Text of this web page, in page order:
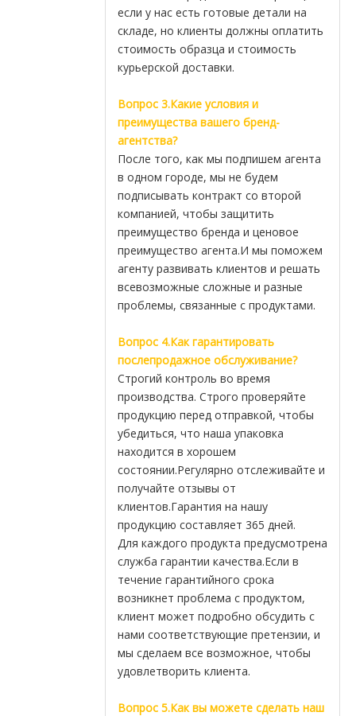
если у нас есть готовые детали на
складе, но клиенты должны оплатить
стоимость образца и стоимость
курьерской доставки.
Вопрос 3.Какие условия и
преимущества вашего бренд-
агентства?
После того, как мы подпишем агента
в одном городе, мы не будем
подписывать контракт со второй
компанией, чтобы защитить
преимущество бренда и ценовое
преимущество агента.И мы поможем
агенту развивать клиентов и решать
всевозможные сложные и разные
проблемы, связанные с продуктами.
Вопрос 4.Как гарантировать
послепродажное обслуживание?
Строгий контроль во время
производства. Строго проверяйте
продукцию перед отправкой, чтобы
убедиться, что наша упаковка
находится в хорошем
состоянии.Регулярно отслеживайте и
получайте отзывы от
клиентов.Гарантия на нашу
продукцию составляет 365 дней.
Для каждого продукта предусмотрена
служба гарантии качества.Если в
течение гарантийного срока
возникнет проблема с продуктом,
клиент может подробно обсудить с
нами соответствующие претензии, и
мы сделаем все возможное, чтобы
удовлетворить клиента.
Вопрос 5.Как вы можете сделать наш